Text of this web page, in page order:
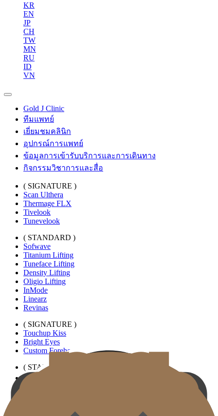
KR
EN
JP
CH
TW
MN
RU
ID
VN
Gold J Clinic
ทีมแพทย์
เยี่ยมชมคลินิก
อุปกรณ์การแพทย์
ข้อมูลการเข้ารับบริการและการเดินทาง
กิจกรรมวิชาการและสื่อ
( SIGNATURE )
Scan Ulthera
Thermage FLX
Tivelook
Tunevelook
( STANDARD )
Sofwave
Titanium Lifting
Tuneface Lifting
Density Lifting
Oligio Lifting
InMode
Linearz
Revinas
( SIGNATURE )
Touchup Kiss
Bright Eyes
Custom Forehead Filler
( STANDARD )
ฟิลเลอร์ริมฝีปากแนวขยาย